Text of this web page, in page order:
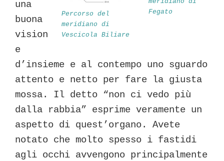
Fegato
Percorso del
meridiano di
Vescicola Biliare
una
buona
vision
e
d’insieme e al contempo uno sguardo
attento e netto per fare la giusta
mossa. Il detto “non ci vedo più
dalla rabbia” esprime veramente un
aspetto di quest’organo. Avete
notato che molto spesso i fastidi
agli occhi avvengono principalmente